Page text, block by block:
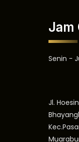
Jam
Senin -
Jl.